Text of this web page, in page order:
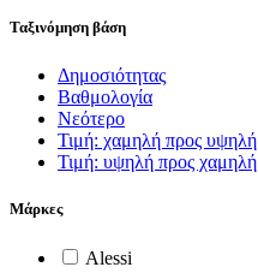
Ταξινόμηση βάση
Δημοσιότητας
Βαθμολογία
Νεότερο
Τιμή: χαμηλή προς υψηλή
Τιμή: υψηλή προς χαμηλή
Μάρκες
Alessi